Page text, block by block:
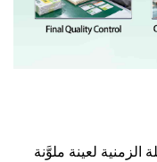
عادية: ١–٣ أيام. المهلة الزمنية لعينة ملوَّنة